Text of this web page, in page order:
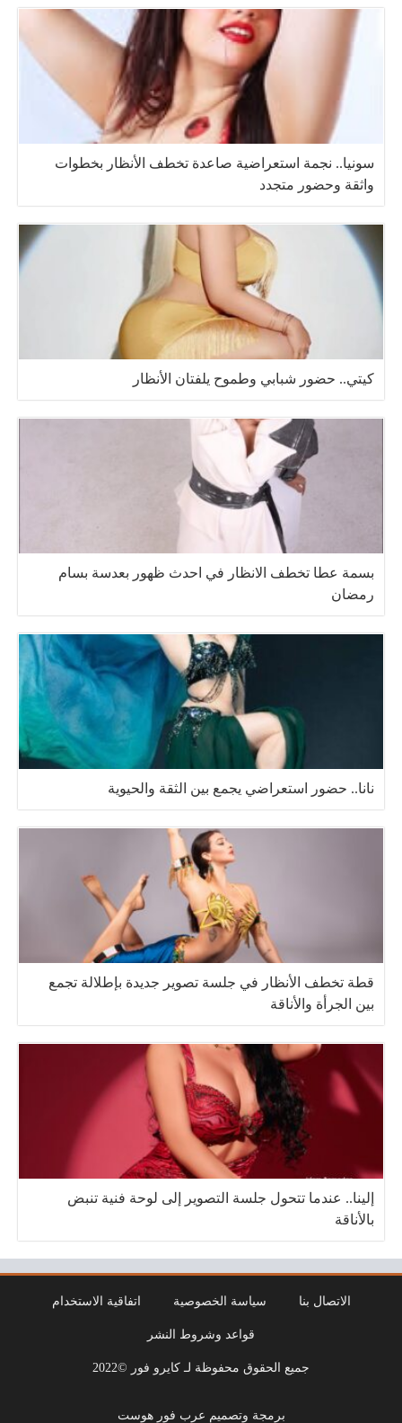
سونيا.. نجمة استعراضية صاعدة تخطف الأنظار بخطوات
واثقة وحضور متجدد
كيتي.. حضور شبابي وطموح يلفتان الأنظار
بسمة عطا تخطف الانظار في احدث ظهور بعدسة بسام
رمضان
نانا.. حضور استعراضي يجمع بين الثقة والحيوية
قطة تخطف الأنظار في جلسة تصوير جديدة بإطلالة تجمع
بين الجرأة والأناقة
إلينا.. عندما تتحول جلسة التصوير إلى لوحة فنية تنبض
بالأناقة
الاتصال بنا سياسة الخصوصية اتفاقية الاستخدام
قواعد وشروط النشر
جميع الحقوق محفوظة لـ كايرو فور ©2022
برمجة وتصميم عرب فور هوست